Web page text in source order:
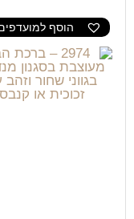
הוסף